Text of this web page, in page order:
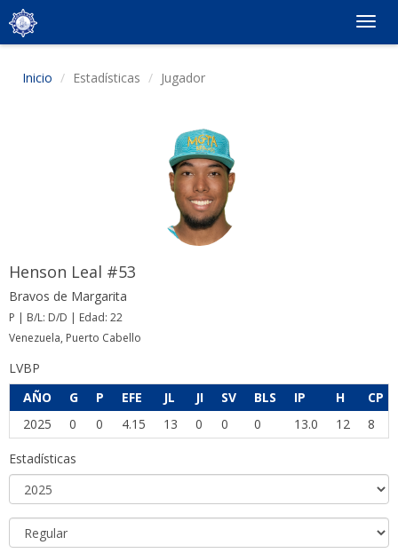
Inicio Estadísticas Jugador
Henson Leal #53
Bravos de Margarita
P | B/L: D/D | Edad: 22
Venezuela, Puerto Cabello
LVBP
AÑO
G P EFE JL JI SV BLS IP H
CP
2025
0 0 4.15 13 0 0 0 13.0 12 8
Estadísticas